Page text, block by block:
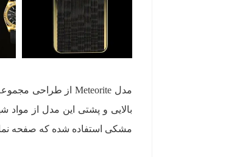
مشکی استفاده شده که صفحه